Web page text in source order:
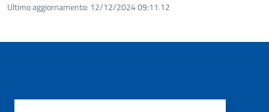
Ultimo aggiornamento: 12/12/2024 09:11.12